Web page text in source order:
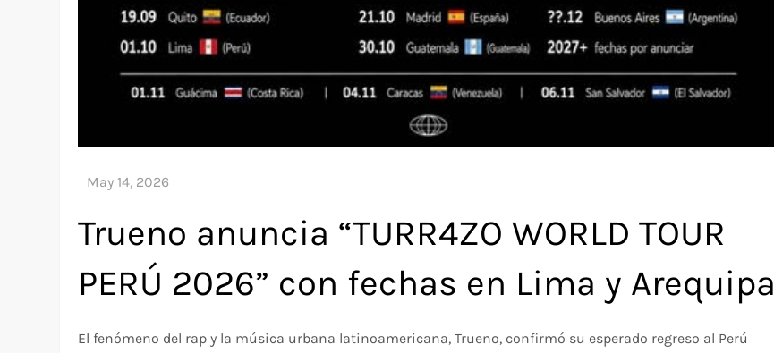
Trueno anuncia “TURR4ZO WORLD TOUR
PERÚ 2026” con fechas en Lima y Arequipa
El fenómeno del rap y la música urbana latinoamericana, Trueno, confirmó su esperado regreso al Perú